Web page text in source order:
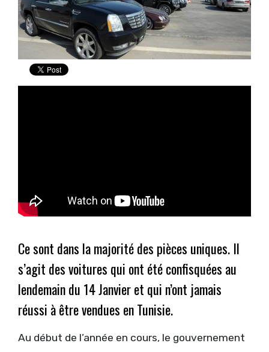
Ce sont dans la majorité des pièces uniques. Il
s’agit des voitures qui ont été confisquées au
lendemain du 14 Janvier et qui n’ont jamais
réussi à être vendues en Tunisie.
Au début de l’année en cours, le gouvernement